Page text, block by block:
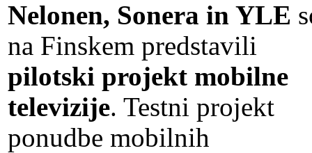
Nelonen, Sonera in YLE
na Finskem predstavili
pilotski projekt mobilne
televizije. Testni projekt
ponudbe mobilnih